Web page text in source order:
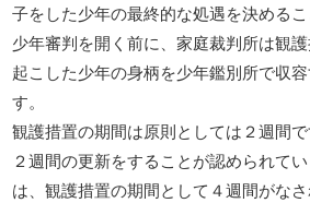
子をした少年の最終的な処遇を決めるこ
少年審判を開く前に、家庭裁判所は観
起こした少年の身柄を少年鑑別所で収
す。
観護措置の期間は原則としては２週間
２週間の更新をすることが認められて
は、観護措置の期間として４週間がな